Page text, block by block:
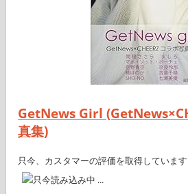
GetNews Girl
真集)
只今、カスタマーの評価を取得しています